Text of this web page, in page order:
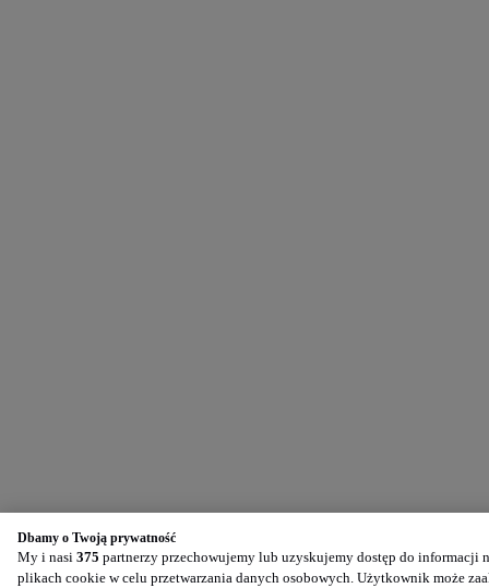
Dbamy o Twoją prywatność
My i nasi 375 partnerzy przechowujemy lub uzyskujemy dostęp do
plikach cookie w celu przetwarzania danych osobowych. Użytkownik może